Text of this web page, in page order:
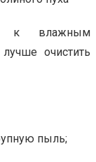
к влажным
очистить
пыль;